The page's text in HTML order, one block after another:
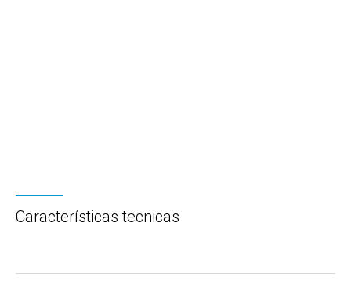
Características tecnicas